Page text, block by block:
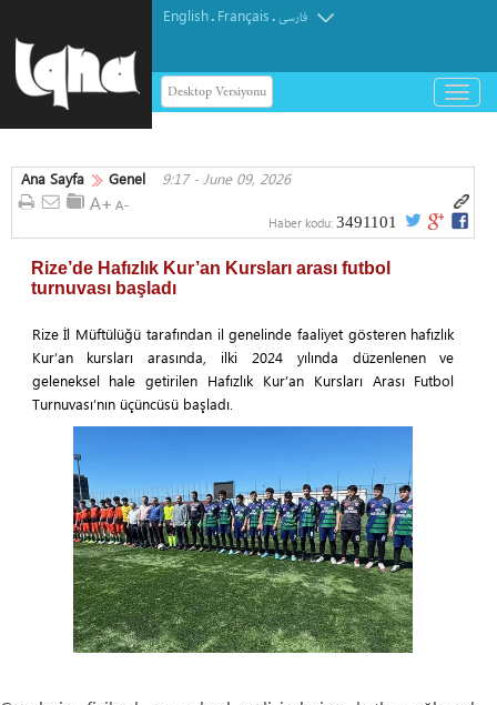
English. Français.فارسی
Desktop Versiyonu
باز
و
کردن
Ana Sayfa Genel 9:17 - June 09, 2026
Haber kodu: 3491101
Rize’de Hafızlık Kur’an Kursları arası futbol
turnuvası başladı
Rize İl Müftülüğü tarafından il genelinde faaliyet gösteren hafızlık
Kur’an kursları arasında, ilki 2024 yılında düzenlenen ve
geleneksel hale getirilen Hafızlık Kur’an Kursları Arası Futbol
Turnuvası’nın üçüncüsü başladı.